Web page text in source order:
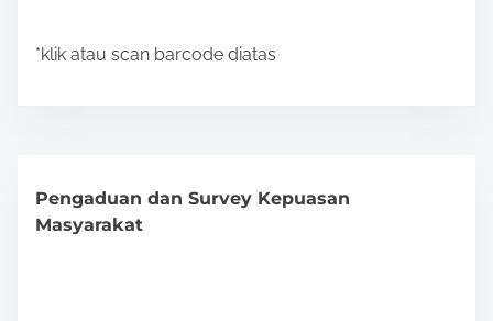
*klik atau scan barcode diatas
Pengaduan dan Survey Kepuasan
Masyarakat